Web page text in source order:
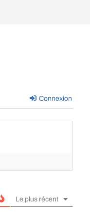
Connexion
Le plus récent